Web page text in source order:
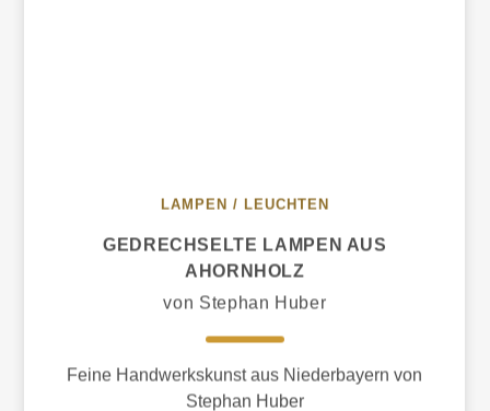
LAMPEN / LEUCHTEN
GEDRECHSELTE LAMPEN AUS
AHORNHOLZ
von Stephan Huber
Feine Handwerkskunst aus Niederbayern von
Stephan Huber